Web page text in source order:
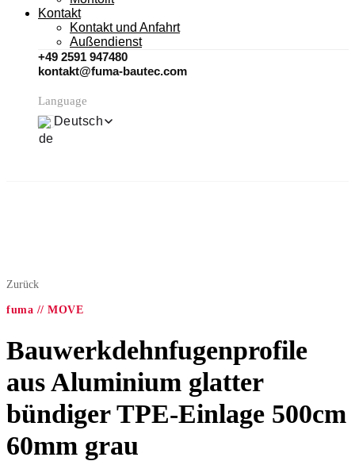
Kontakt
Kontakt und Anfahrt
Außendienst
+49 2591 947480
kontakt@fuma-bautec.com
Language
Deutsch
Zurück
fuma // MOVE
Bauwerkdehnfugenprofile
aus Aluminium glatter
bündiger TPE-Einlage 500cm
60mm grau